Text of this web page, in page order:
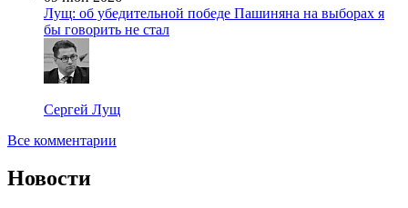
Лущ: об убедительной победе Пашиняна на выборах я
бы говорить не стал
Сергей Лущ
Все комментарии
Новости